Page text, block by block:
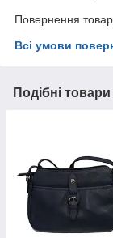
Повернення
Всі умови
Подібні товари